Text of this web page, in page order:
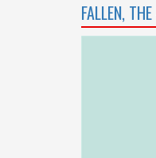
FALLEN, THE